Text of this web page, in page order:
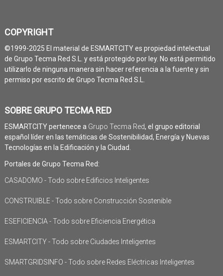
COPYRIGHT
©1999-2025 El material de ESMARTCITY es propiedad intelectual
de Grupo Tecma Red S.L. y está protegido por ley. No está permitido
utilizarlo de ninguna manera sin hacer referencia a la fuente y sin
permiso por escrito de Grupo Tecma Red S.L.
SOBRE GRUPO TECMA RED
ESMARTCITY pertenece a Grupo Tecma Red, el grupo editorial
español líder en las temáticas de Sostenibilidad, Energía y Nuevas
Tecnologías en la Edificación y la Ciudad.
Portales de Grupo Tecma Red:
CASADOMO - Todo sobre Edificios Inteligentes
CONSTRUIBLE - Todo sobre Construcción Sostenible
ESEFICIENCIA - Todo sobre Eficiencia Energética
ESMARTCITY - Todo sobre Ciudades Inteligentes
SMARTGRIDSINFO - Todo sobre Redes Eléctricas Inteligentes